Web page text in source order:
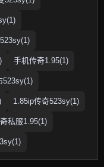
手机传奇1.95(1)
523sy(1)
1.85ip传奇523sy(1)
私服1.95(1)